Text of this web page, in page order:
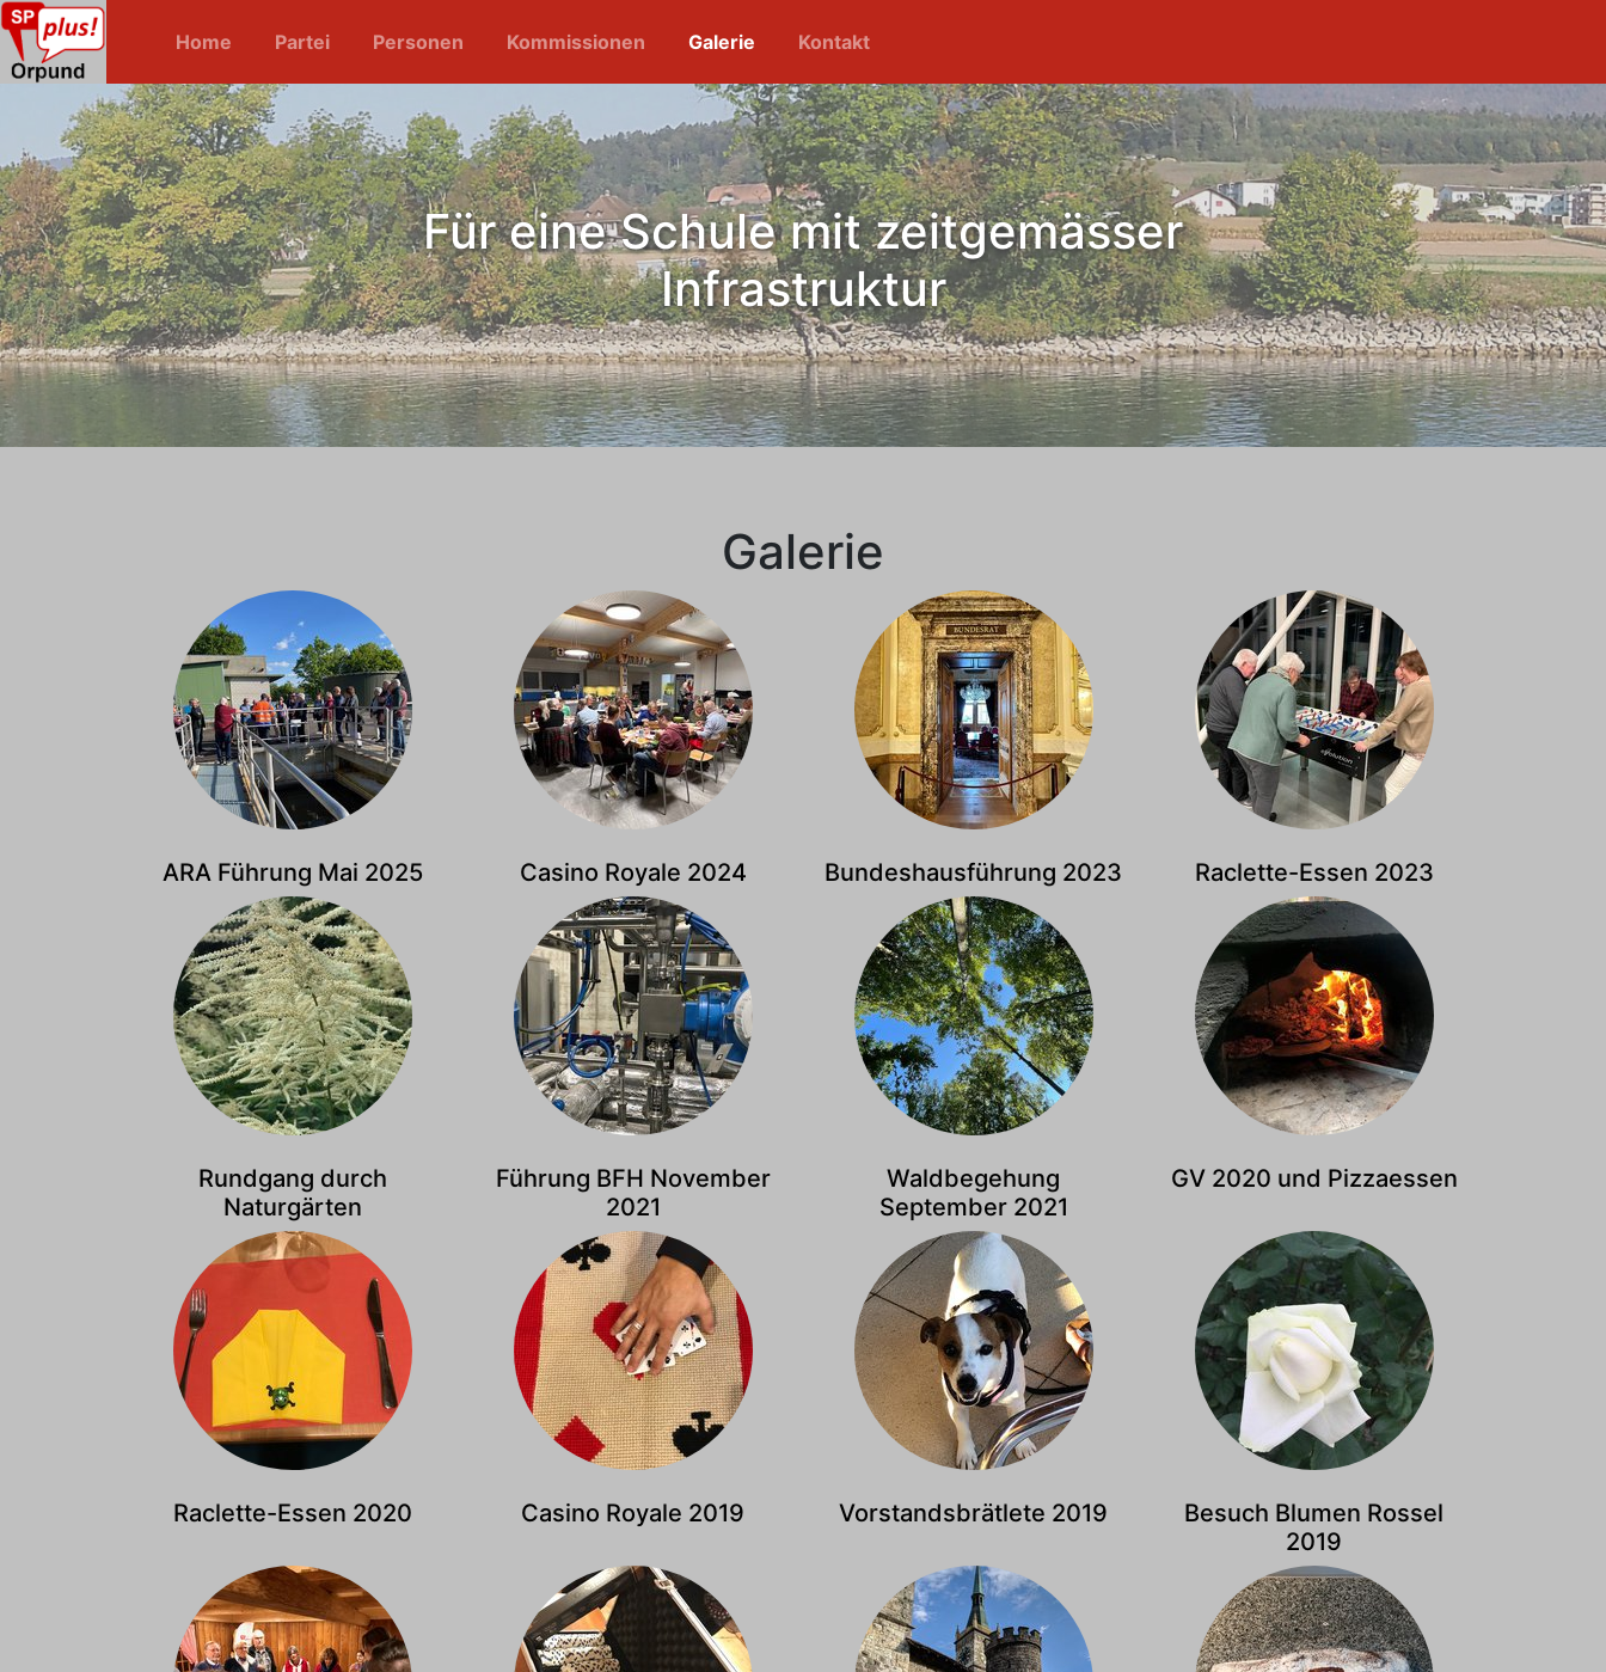
Home Partei Personen Kommissionen Galerie Kontakt
Für eine Schule mit zeitgemässer
Infrastruktur
Galerie
ARA Führung Mai 2025 Casino Royale 2024 Bundeshausführung 2023 Raclette-Essen 2023
Rundgang durch
Naturgärten
Führung BFH November
2021
Waldbegehung
September 2021
GV 2020 und Pizzaessen
Raclette-Essen 2020 Casino Royale 2019 Vorstandsbrätlete 2019
Besuch Blumen Rossel
2019